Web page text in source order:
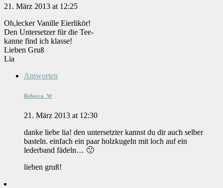
21. März 2013 at 12:25
Oh,lecker Vanille Eierlikör!
Den Untersetzer für die Tee-
kanne find ich klasse!
Lieben Gruß
Lia
Antworten
Rebecca_W
21. März 2013 at 12:30
danke liebe lia! den untersetzter kannst du dir auch selber
basteln. einfach ein paar holzkugeln mit loch auf ein
lederband fädeln… 🙂
lieben gruß!